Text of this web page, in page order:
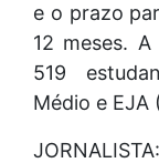
e o prazo
12 meses.
519
Médio e EJA